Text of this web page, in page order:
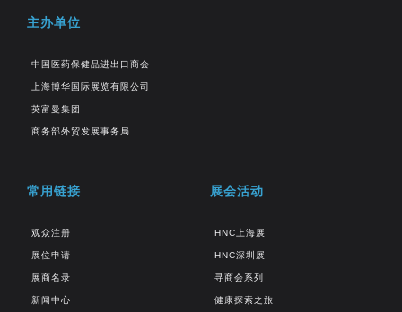
主办单位
中国医药保健品进出口商会
上海博华国际展览有限公司
英富曼集团
商务部外贸发展事务局
常用链接
观众注册
展位申请
展商名录
新闻中心
展会活动
HNC上海展
HNC深圳展
寻商会系列
健康探索之旅